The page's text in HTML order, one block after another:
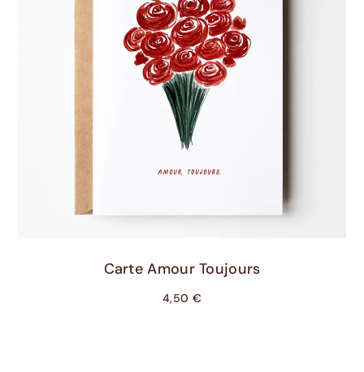
Ajouter Au Panier
Carte Amour Toujours
4,50 €